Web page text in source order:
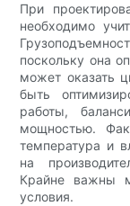
При
необходимо
поскольку она
может оказать
быть
работы,
мощностью.
температура и
на
Крайне важны
условия.